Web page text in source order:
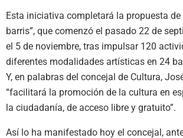
Esta iniciativa completará la propuesta de
barris”, que comenzó el pasado 22 de
el 5 de noviembre, tras impulsar 120
diferentes modalidades artísticas en 24
Y, en palabras del concejal de Cultura,
“facilitará la promoción de la cultura en
la ciudadanía, de acceso libre y gratuito”.
Así lo ha manifestado hoy el concejal,